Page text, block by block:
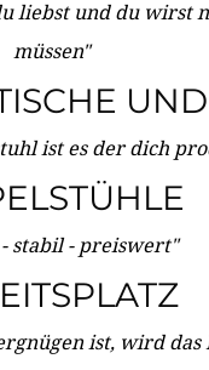
liebst und du wirst
müssen"
ist es der dich
- stabil - preiswert"
ist, wird das